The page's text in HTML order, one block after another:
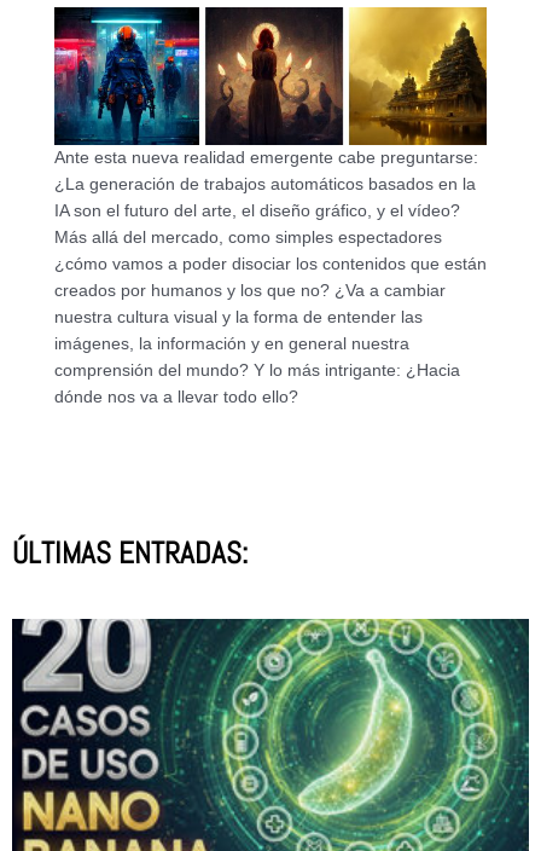
Ante esta nueva realidad emergente cabe preguntarse:
¿La generación de trabajos automáticos basados en la
IA son el futuro del arte, el diseño gráfico, y el vídeo?
Más allá del mercado, como simples espectadores
¿cómo vamos a poder disociar los contenidos que están
creados por humanos y los que no? ¿Va a cambiar
nuestra cultura visual y la forma de entender las
imágenes, la información y en general nuestra
comprensión del mundo? Y lo más intrigante: ¿Hacia
dónde nos va a llevar todo ello?
ÚLTIMAS ENTRADAS: